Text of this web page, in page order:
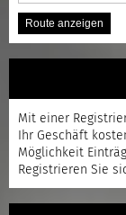
Mit einer
Ihr Geschäft
Möglichkeit
Registrieren Sie